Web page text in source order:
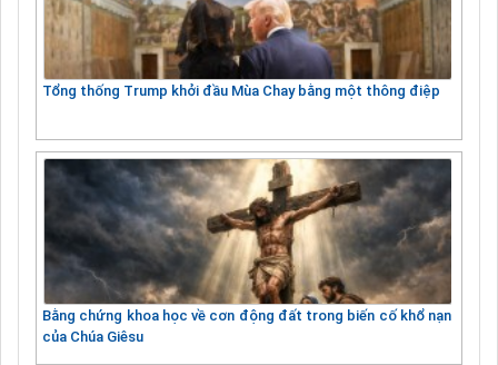
Tổng thống Trump khởi đầu Mùa Chay bằng một thông điệp
Bằng chứng khoa học về cơn động đất trong biến cố khổ nạn
của Chúa Giêsu